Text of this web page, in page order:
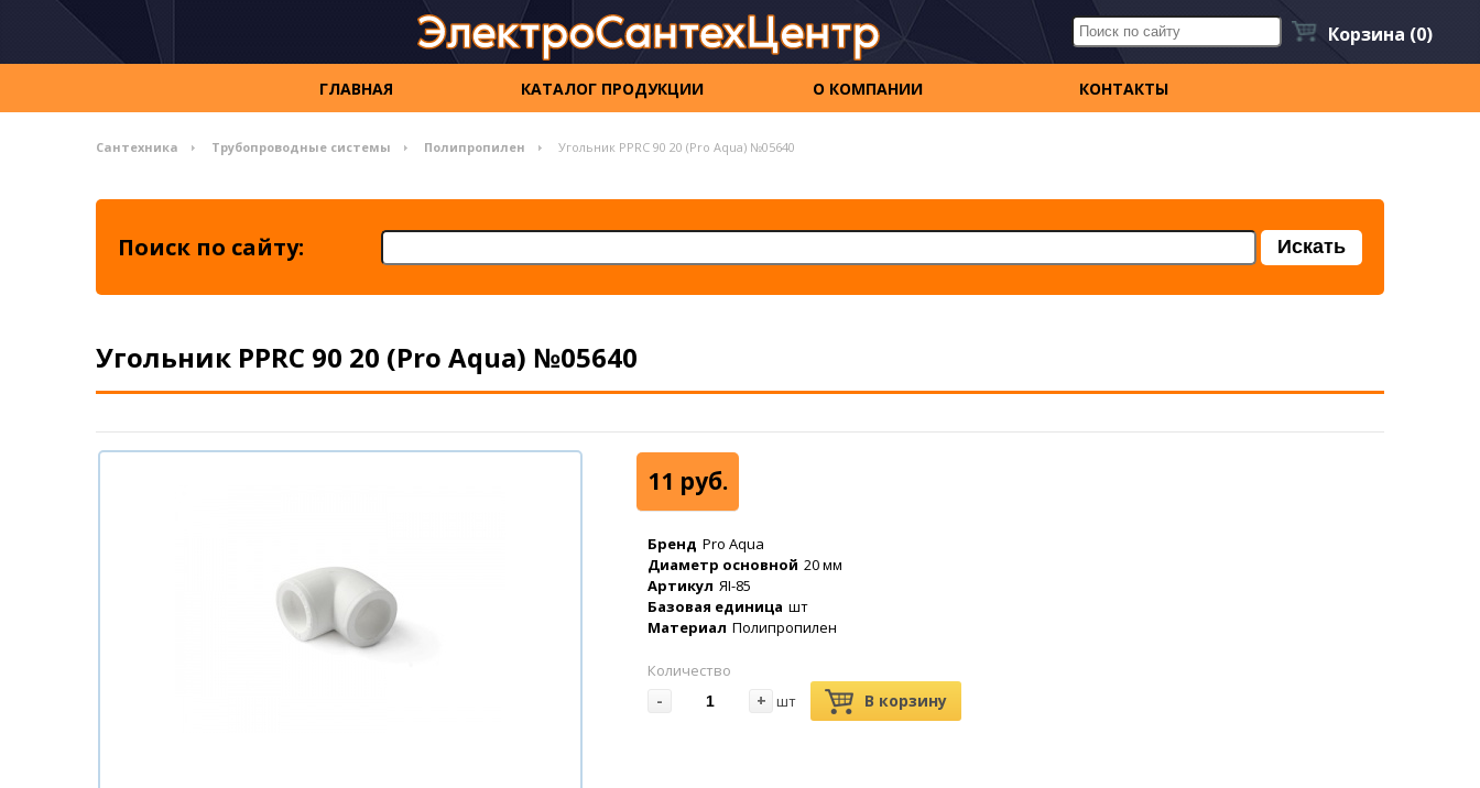
Корзина (0)
ГЛАВНАЯ КАТАЛОГ ПРОДУКЦИИ О КОМПАНИИ КОНТАКТЫ
Сантехника Трубопроводные системы Полипропилен Угольник PPRC 90 20 (Pro Aqua) №05640
Поиск по сайту:
Угольник PPRC 90 20 (Pro Aqua) №05640
11 руб.
Бренд Pro Aqua
Диаметр основной 20 мм
Артикул ЯI-85
Базовая единица шт
Материал Полипропилен
Количество
- + шт В корзину